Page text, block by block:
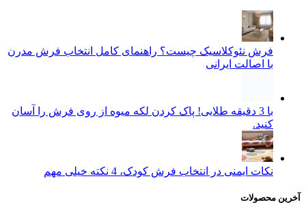
فرش نئوکلاسیک چیست؟ راهنمای کامل انتخاب فرش مدرن
با اصالت ایرانی
با 3 دقیقه طلایی! پاک کردن لکه میوه از روی فرش را آسان
کنید.
نکات ایمنی در انتخاب فرش کودک، 4 نکته خیلی مهم
آخرین محصولات